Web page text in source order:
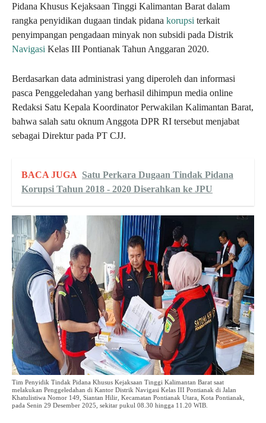
Pidana Khusus Kejaksaan Tinggi Kalimantan Barat dalam
rangka penyidikan dugaan tindak pidana korupsi terkait
penyimpangan pengadaan minyak non subsidi pada Distrik
Navigasi Kelas III Pontianak Tahun Anggaran 2020.
Berdasarkan data administrasi yang diperoleh dan informasi
pasca Penggeledahan yang berhasil dihimpun media online
Redaksi Satu Kepala Koordinator Perwakilan Kalimantan Barat,
bahwa salah satu oknum Anggota DPR RI tersebut menjabat
sebagai Direktur pada PT CJJ.
BACA JUGA Satu Perkara Dugaan Tindak Pidana
Korupsi Tahun 2018 - 2020 Diserahkan ke JPU
Tim Penyidik Tindak Pidana Khusus Kejaksaan Tinggi Kalimantan Barat saat
melakukan Penggeledahan di Kantor Distrik Navigasi Kelas III Pontianak di Jalan
Khatulistiwa Nomor 149, Siantan Hilir, Kecamatan Pontianak Utara, Kota Pontianak,
pada Senin 29 Desember 2025, sekitar pukul 08.30 hingga 11.20 WIB.